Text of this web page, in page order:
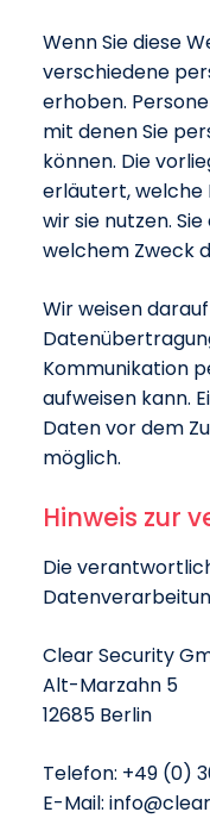
Wenn Sie diese
verschiedene
erhoben.
mit denen Sie
können. Die
erläutert, welche
wir sie nutzen.
welchem Zweck
Wir weisen
Kommunikation
aufweisen kann.
Daten vor dem
möglich.
Hinweis zur
Die
Clear Security
Alt-Marzahn 5
12685 Berlin
Telefon: +49 (0)
E-Mail: